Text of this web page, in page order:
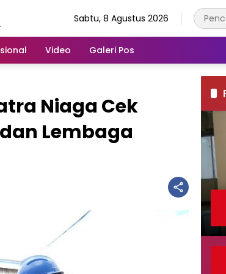
Sabtu, 8 Agustus 2026
Video Galeri Pos
Niaga Cek
Lembaga